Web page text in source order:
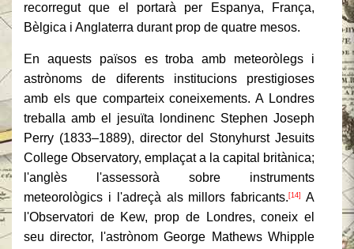
recorregut que el portarà per Espanya, França,
Bèlgica i Anglaterra durant prop de quatre mesos.
En aquests països es troba amb meteoròlegs i
astrònoms de diferents institucions prestigioses
amb els que comparteix coneixements. A Londres
treballa amb el jesuïta londinenc Stephen Joseph
Perry (1833–1889), director del Stonyhurst Jesuits
College Observatory, emplaçat a la capital britànica;
l'anglès l'assessorà sobre instruments
meteorològics i l'adreçà als millors fabricants.[14]
A
l'Observatori de Kew, prop de Londres, coneix el
seu director, l'astrònom George Mathews Whipple